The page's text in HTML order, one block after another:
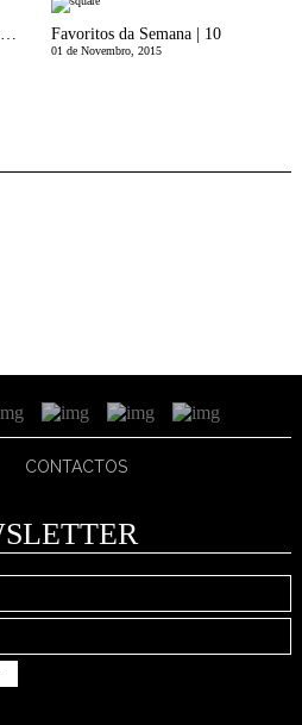
Favoritos da Semana | 10
01 de Novembro, 2015
CONTACTOS